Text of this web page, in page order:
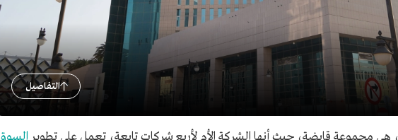
التفاصيل
، هي مجموعة قابضة، حيث أنها الشركة الأم لأربع شركات تابعة، تعمل على تطوير